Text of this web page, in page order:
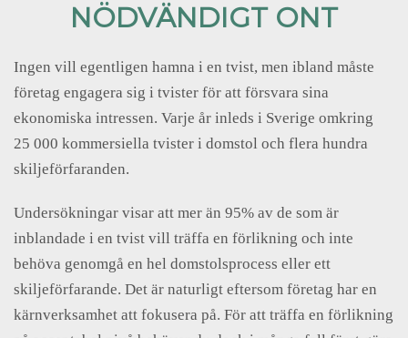
NÖDVÄNDIGT ONT
Ingen vill egentligen hamna i en tvist, men ibland måste
företag engagera sig i tvister för att försvara sina
ekonomiska intressen. Varje år inleds i Sverige omkring
25 000 kommersiella tvister i domstol och flera hundra
skiljeförfaranden.
Undersökningar visar att mer än 95% av de som är
inblandade i en tvist vill träffa en förlikning och inte
behöva genomgå en hel domstolsprocess eller ett
skiljeförfarande. Det är naturligt eftersom företag har en
kärnverksamhet att fokusera på. För att träffa en förlikning